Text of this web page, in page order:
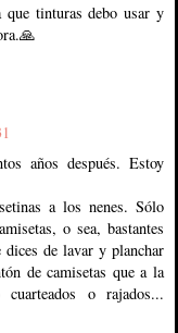
tinturas debo usar y
años después. Estoy
a los nenes. Sólo
o sea, bastantes
dices de lavar y planchar
de camisetas que a la
o rajados...